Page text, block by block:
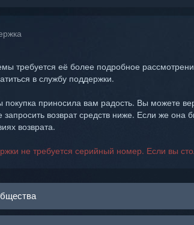
требуется её более подробное
в службу поддержки.
приносила вам радость. Вы можете
запросить возврат средств ниже. Если же
возврата.
не требуется серийный номер. Если вы